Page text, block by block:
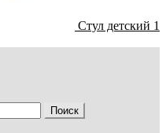
Стул детский 1
Поиск